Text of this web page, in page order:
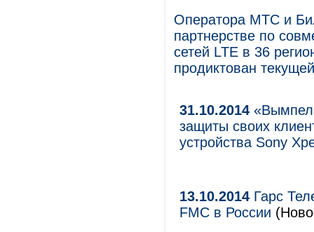
Оператора МТС и
партнерстве по
сетей LTE в 36
продиктован
31.10.2014
защиты своих
устройства Sony
13.10.2014 Гарс
FMC в России